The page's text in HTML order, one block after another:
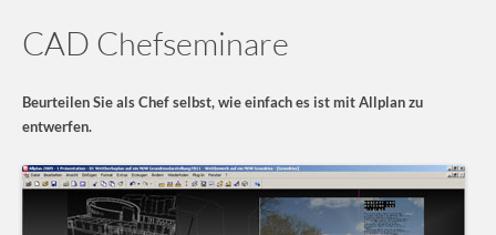
CAD Chefseminare
Beurteilen Sie als Chef selbst, wie einfach es ist mit Allplan zu
entwerfen.